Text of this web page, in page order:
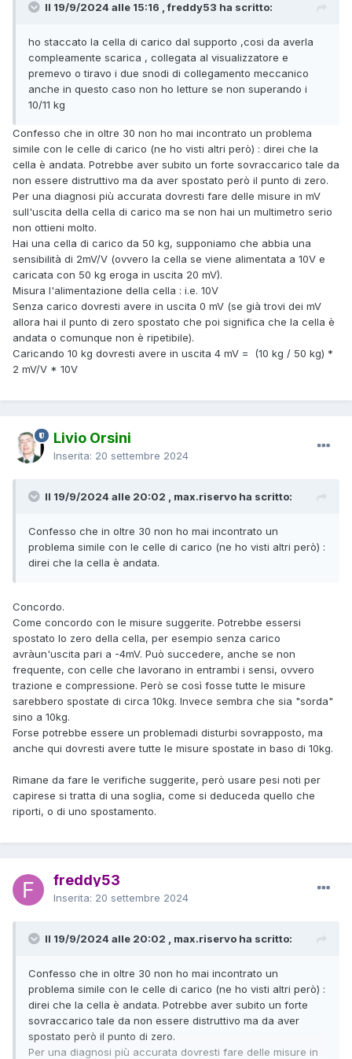
Il 19/9/2024 alle 15:16 , freddy53 ha scritto:
ho staccato la cella di carico dal supporto ,cosi da averla
compleamente scarica , collegata al visualizzatore e
premevo o tiravo i due snodi di collegamento meccanico
anche in questo caso non ho letture se non superando i
10/11 kg
Confesso che in oltre 30 non ho mai incontrato un problema
simile con le celle di carico (ne ho visti altri però) : direi che la
cella è andata. Potrebbe aver subito un forte sovraccarico tale da
non essere distruttivo ma da aver spostato però il punto di zero.
Per una diagnosi più accurata dovresti fare delle misure in mV
sull'uscita della cella di carico ma se non hai un multimetro serio
non ottieni molto.
Hai una cella di carico da 50 kg, supponiamo che abbia una
sensibilità di 2mV/V (ovvero la cella se viene alimentata a 10V e
caricata con 50 kg eroga in uscita 20 mV).
Misura l'alimentazione della cella : i.e. 10V
Senza carico dovresti avere in uscita 0 mV (se già trovi dei mV
allora hai il punto di zero spostato che poi significa che la cella è
andata o comunque non è ripetibile).
Caricando 10 kg dovresti avere in uscita 4 mV = (10 kg / 50 kg) *
2 mV/V * 10V
Livio Orsini
Inserita: 20 settembre 2024
Il 19/9/2024 alle 20:02 , max.riservo ha scritto:
Confesso che in oltre 30 non ho mai incontrato un
problema simile con le celle di carico (ne ho visti altri però) :
direi che la cella è andata.
Concordo.
Come concordo con le misure suggerite. Potrebbe essersi
spostato lo zero della cella, per esempio senza carico
avràun'uscita pari a -4mV. Può succedere, anche se non
frequente, con celle che lavorano in entrambi i sensi, ovvero
trazione e compressione. Però se così fosse tutte le misure
sarebbero spostate di circa 10kg. Invece sembra che sia "sorda"
sino a 10kg.
Forse potrebbe essere un problemadi disturbi sovrapposto, ma
anche qui dovresti avere tutte le misure spostate in baso di 10kg.
Rimane da fare le verifiche suggerite, però usare pesi noti per
capirese si tratta di una soglia, come si deduceda quello che
riporti, o di uno spostamento.
freddy53
Inserita: 20 settembre 2024
Il 19/9/2024 alle 20:02 , max.riservo ha scritto:
Confesso che in oltre 30 non ho mai incontrato un
problema simile con le celle di carico (ne ho visti altri però) :
direi che la cella è andata. Potrebbe aver subito un forte
sovraccarico tale da non essere distruttivo ma da aver
spostato però il punto di zero.
Per una diagnosi più accurata dovresti fare delle misure in